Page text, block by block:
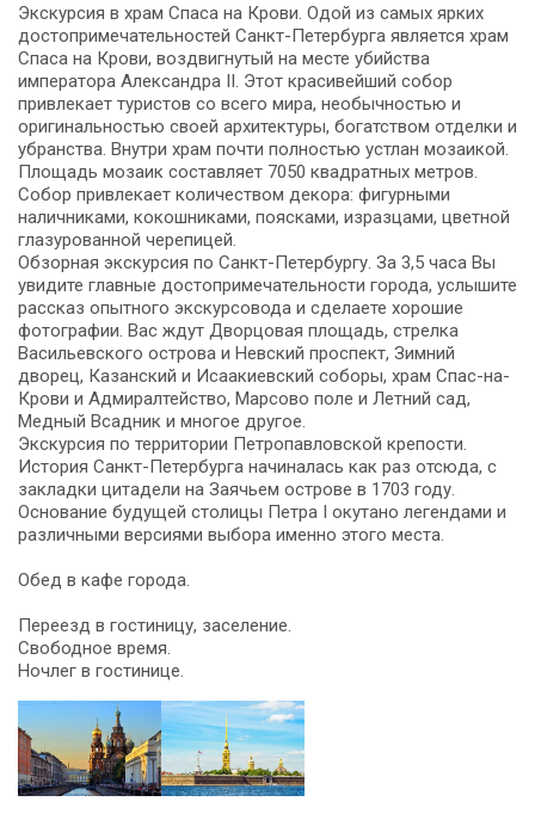
Экскурсия в храм Спаса на Крови. Одой из самых ярких
достопримечательностей Санкт-Петербурга является храм
Спаса на Крови, воздвигнутый на месте убийства
императора Александра II. Этот красивейший собор
привлекает туристов со всего мира, необычностью и
оригинальностью своей архитектуры, богатством отделки и
убранства. Внутри храм почти полностью устлан мозаикой.
Площадь мозаик составляет 7050 квадратных метров.
Собор привлекает количеством декора: фигурными
наличниками, кокошниками, поясками, изразцами, цветной
глазурованной черепицей.
Обзорная экскурсия по Санкт-Петербургу. За 3,5 часа Вы
увидите главные достопримечательности города, услышите
рассказ опытного экскурсовода и сделаете хорошие
фотографии. Вас ждут Дворцовая площадь, стрелка
Васильевского острова и Невский проспект, Зимний
дворец, Казанский и Исаакиевский соборы, храм Спас-на-
Крови и Адмиралтейство, Марсово поле и Летний сад,
Медный Всадник и многое другое.
Экскурсия по территории Петропавловской крепости.
История Санкт-Петербурга начиналась как раз отсюда, с
закладки цитадели на Заячьем острове в 1703 году.
Основание будущей столицы Петра I окутано легендами и
различными версиями выбора именно этого места.
Обед в кафе города.
Переезд в гостиницу, заселение.
Свободное время.
Ночлег в гостинице.